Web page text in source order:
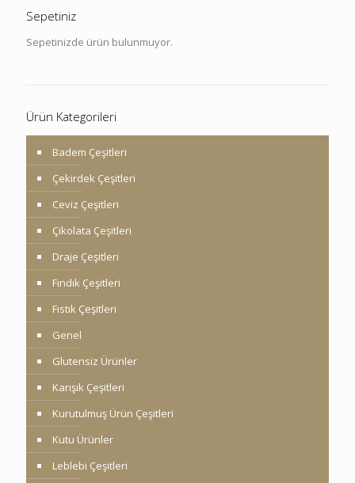
Sepetiniz
Sepetinizde ürün bulunmuyor.
Ürün Kategorileri
Badem Çeşitleri
Çekirdek Çeşitleri
Ceviz Çeşitleri
Çikolata Çeşitleri
Draje Çeşitleri
Fındık Çeşitleri
Fıstık Çeşitleri
Genel
Glutensiz Ürünler
Karışık Çeşitleri
Kurutulmuş Ürün Çeşitleri
Kutu Ürünler
Leblebi Çeşitleri